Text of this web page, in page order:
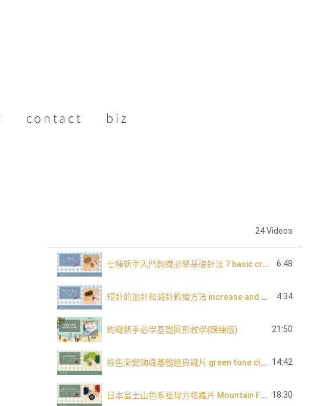
contact biz
24 Videos
七種新手入門鉤織必學基礎針法 7 basic crochet stitch for beginners 6:48
短針的加針和減針鉤織方法 increase and decrease of single crochet 4:34
鉤織新手必學基礎圓形教學(跟練版) 21:50
綠色漸變鉤織基礎經典織片 green tone classic granny square 14:42
日本富士山色系祖母方格織片 Mountain Fuji tone granny square 18:30